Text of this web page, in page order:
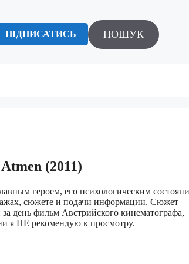
ПІДПИСАТИСЬ ПОШУК
(2011)
героем, его психологическим
сюжете и подачи информации. Сюжет
день фильм Австрийского кинематографа,
я НЕ рекомендую к просмотру.